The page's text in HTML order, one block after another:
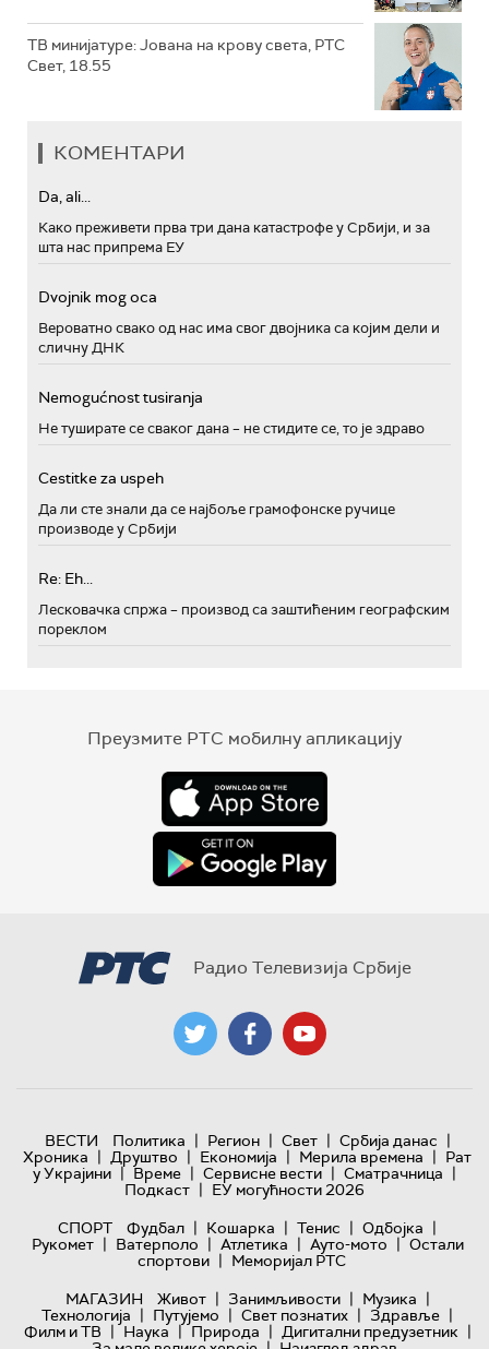
ТВ минијатуре: Јована на крову света, РТС
Свет, 18.55
КОМЕНТАРИ
Da, ali...
Како преживети прва три дана катастрофе у Србији, и за
шта нас припрема ЕУ
Dvojnik mog oca
Вероватно свако од нас има свог двојника са којим дели и
сличну ДНК
Nemogućnost tusiranja
Не туширате се сваког дана – не стидите се, то је здраво
Cestitke za uspeh
Да ли сте знали да се најбоље грамофонске ручице
производе у Србији
Re: Eh...
Лесковачка спржа – производ са заштићеним географским
пореклом
Преузмите РТС мобилну апликацију
Радио Телевизија Србије
ВЕСТИ Политика | Регион | Свет | Србија данас |
Хроника | Друштво | Економија | Мерила времена | Рат
у Украјини | Време | Сервисне вести | Сматрачница |
Подкаст | ЕУ могућности 2026
СПОРТ
Фудбал | Кошарка | Тенис | Одбојка |
Рукомет | Ватерполо | Атлетика | Ауто-мото | Остали
спортови | Меморијал РТС
МАГАЗИН
Живот | Занимљивости | Музика |
Технологијa | Путујемо | Свет познатих | Здравље |
Филм и ТВ | Наука | Природа | Дигитални предузетник |